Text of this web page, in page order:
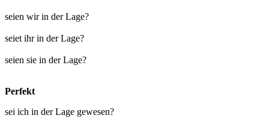
seien wir in der Lage?
seiet ihr in der Lage?
seien sie in der Lage?
Perfekt
sei ich in der Lage gewesen?